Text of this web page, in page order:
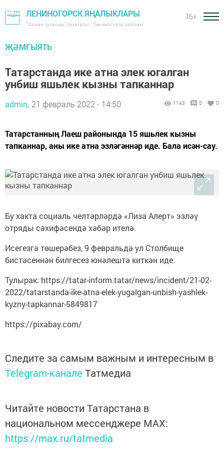
ЛЕНИНОГОРСК ЯҢАЛЫКЛАРЫ
"Заман сулышы" газетасы - Лениногорск районы
16+
ҖӘМГЫЯТЬ
Татарстанда ике атна элек югалган
унбиш яшьлек кызны тапканнар
admin, 21 февраль 2022 - 14:50 1143 0 0
Татарстанның Лаеш районында 15 яшьлек кызны
тапканнар, аны ике атна эзләгәннәр иде. Бала исән-сау.
Бу хакта социаль челтәрләрдә «Лиза Алерт» эзләү
отряды сәхифәсендә хәбәр ителә.
Исегезгә төшерәбез, 9 февральдә ул Столбище
бистәсеннән билгесез юнәлештә киткән иде.
Тулырак: https://tatar-inform.tatar/news/incident/21-02-
2022/tatarstanda-ike-atna-elek-yugalgan-unbish-yashlek-
kyzny-tapkannar-5849817
https://pixabay.com/
Следите за самым важным и интересным в
Telegram-канале Татмедиа
Читайте новости Татарстана в
национальном мессенджере MАХ:
https://max.ru/tatmedia